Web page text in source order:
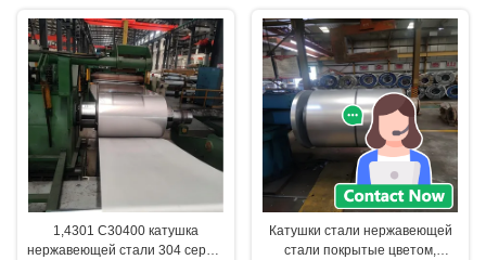
1,4301 С30400 катушка
нержавеющей стали 304 серий,
Катушки стали нержавеющей
стали покрытые цветом,